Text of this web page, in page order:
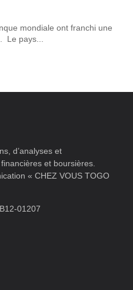
mondiale ont franchi une
Le pays...
d’analyses et
et boursières.
« CHEZ VOUS TOGO
01207